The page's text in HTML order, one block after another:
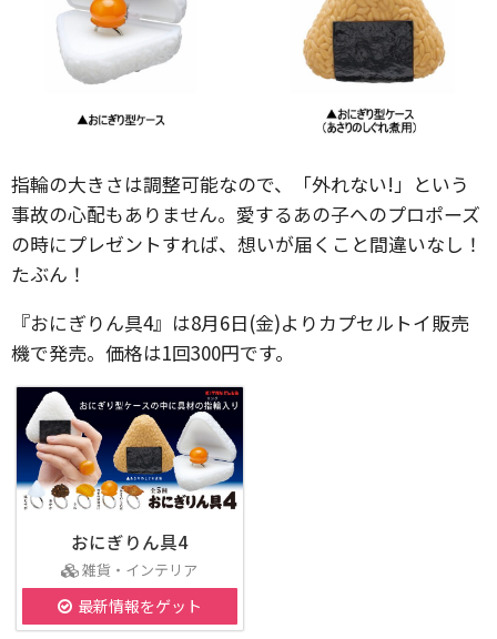
指輪の大きさは調整可能なので、「外れない!」という
事故の心配もありません。愛するあの子へのプロポーズ
の時にプレゼントすれば、想いが届くこと間違いなし！
たぶん！
『おにぎりん具4』は8月6日(金)よりカプセルトイ販売
機で発売。価格は1回300円です。
おにぎりん具4
雑貨・インテリア
最新情報をゲット